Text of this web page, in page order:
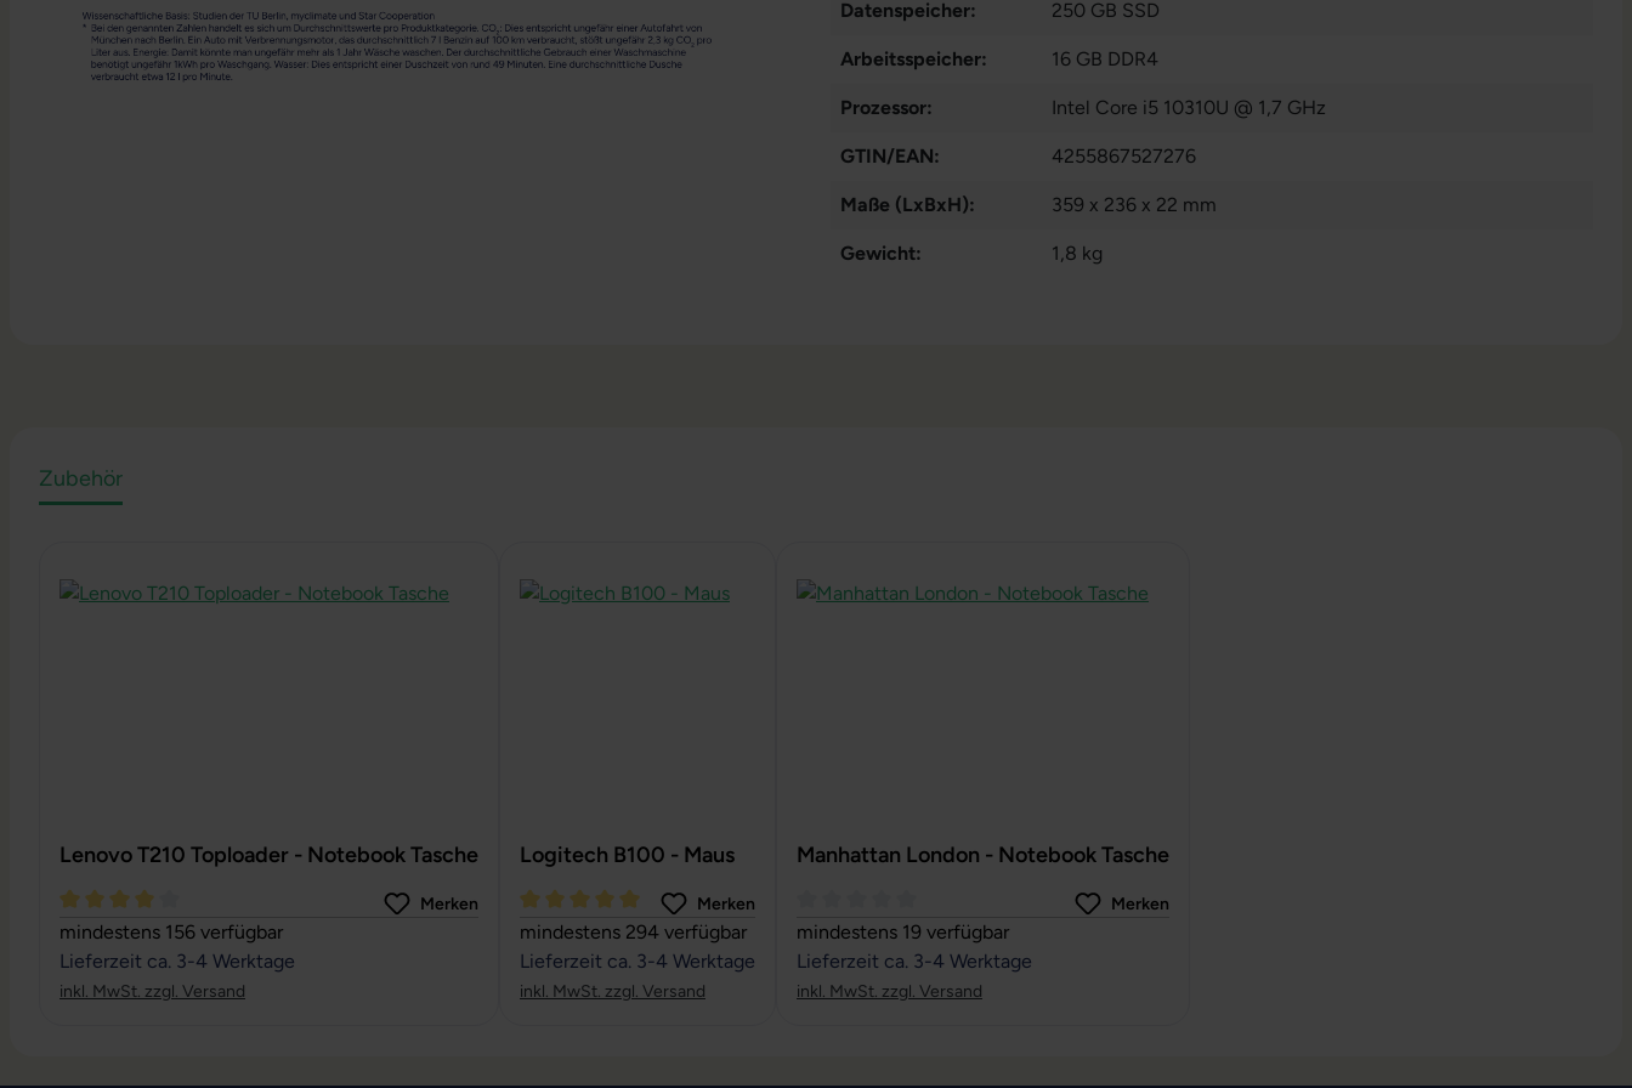
Datenspeicher: 250 GB SSD
Arbeitsspeicher: 16 GB DDR4
Prozessor: Intel Core i5 10310U @ 1,7 GHz
GTIN/EAN: 4255867527276
Maße (LxBxH): 359 x 236 x 22 mm
Gewicht: 1,8 kg
Zubehör
Lenovo T210 Toploader - Notebook Tasche
Durchschnittliche Bewertung von 4 von 5 Sternen
Merken
mindestens 156 verfügbar
Lieferzeit ca. 3-4 Werktage
inkl. MwSt. zzgl. Versand
Logitech B100 - Maus
Durchschnittliche Bewertung von 5 von 5 Sternen
Merken
mindestens 294 verfügbar
Lieferzeit ca. 3-4 Werktage
inkl. MwSt. zzgl. Versand
Manhattan London - Notebook Tasche
Durchschnittliche Bewertung von 0 von 5 Sternen
Merken
mindestens 19 verfügbar
Lieferzeit ca. 3-4 Werktage
inkl. MwSt. zzgl. Versand